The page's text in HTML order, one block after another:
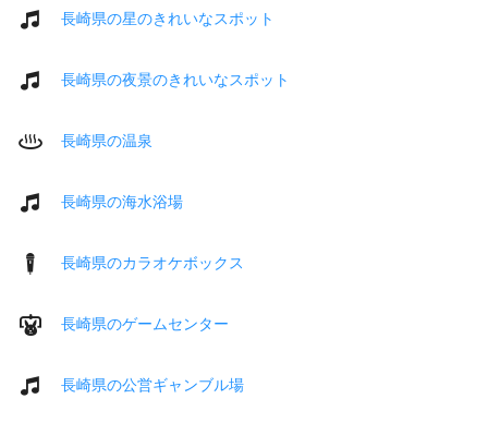
長崎県の星のきれいなスポット
長崎県の夜景のきれいなスポット
長崎県の温泉
長崎県の海水浴場
長崎県のカラオケボックス
長崎県のゲームセンター
長崎県の公営ギャンブル場